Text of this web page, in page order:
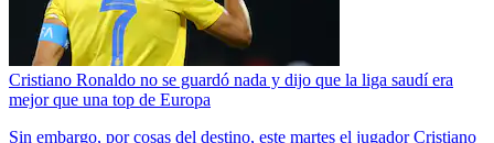
Cristiano Ronaldo no se guardó nada y dijo que la liga saudí era
mejor que una top de Europa
Sin embargo, por cosas del destino, este martes el jugador Cristiano